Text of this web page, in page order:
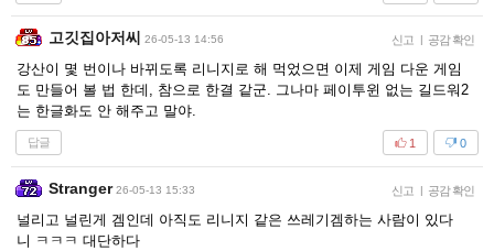
고깃집아저씨 26-05-13 14:56 신고 | 공감 확인
강산이 몇 번이나 바뀌도록 리니지로 해 먹었으면 이제 게임 다운 게임
도 만들어 볼 법 한데, 참으로 한결 같군. 그나마 페이투윈 없는 길드워2
는 한글화도 안 해주고 말야.
답글 0
1
Stranger 26-05-13 15:33 신고 | 공감 확인
널리고 널린게 겜인데 아직도 리니지 같은 쓰레기겜하는 사람이 있다
니 ㅋㅋㅋ 대단하다